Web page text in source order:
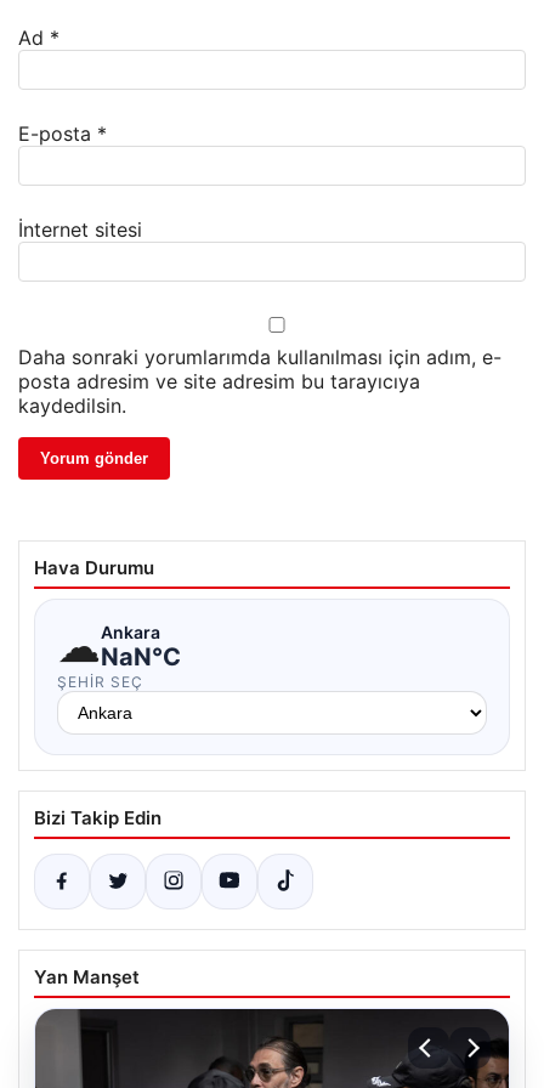
Ad *
E-posta *
İnternet sitesi
Daha sonraki yorumlarımda kullanılması için adım, e-
posta adresim ve site adresim bu tarayıcıya
kaydedilsin.
Hava Durumu
☁Ankara
NaN°C
ŞEHIR SEÇ
Bizi Takip Edin
Yan Manşet